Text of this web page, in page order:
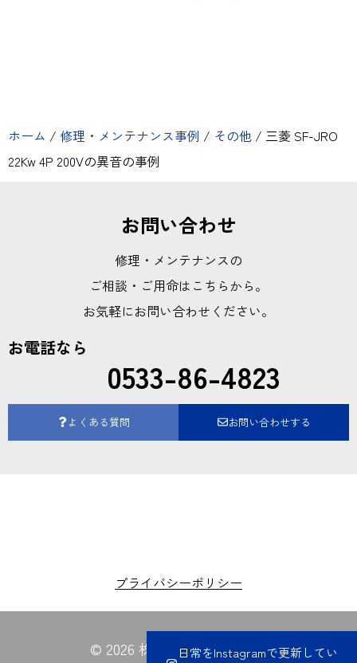
日常をInstagramで更新してい
ホーム / 修理・メンテナンス事例 / その他 / 三菱 SF-JRO
22Kw 4P 200Vの異音の事例
お問い合わせ
修理・メンテナンスの
ご相談・ご用命はこちらから。
お気軽にお問い合わせください。
お電話なら
0533-86-4823
よくある質問 お問い合わせする
プライバシーポリシー
© 2026 株式会社夏目電業所